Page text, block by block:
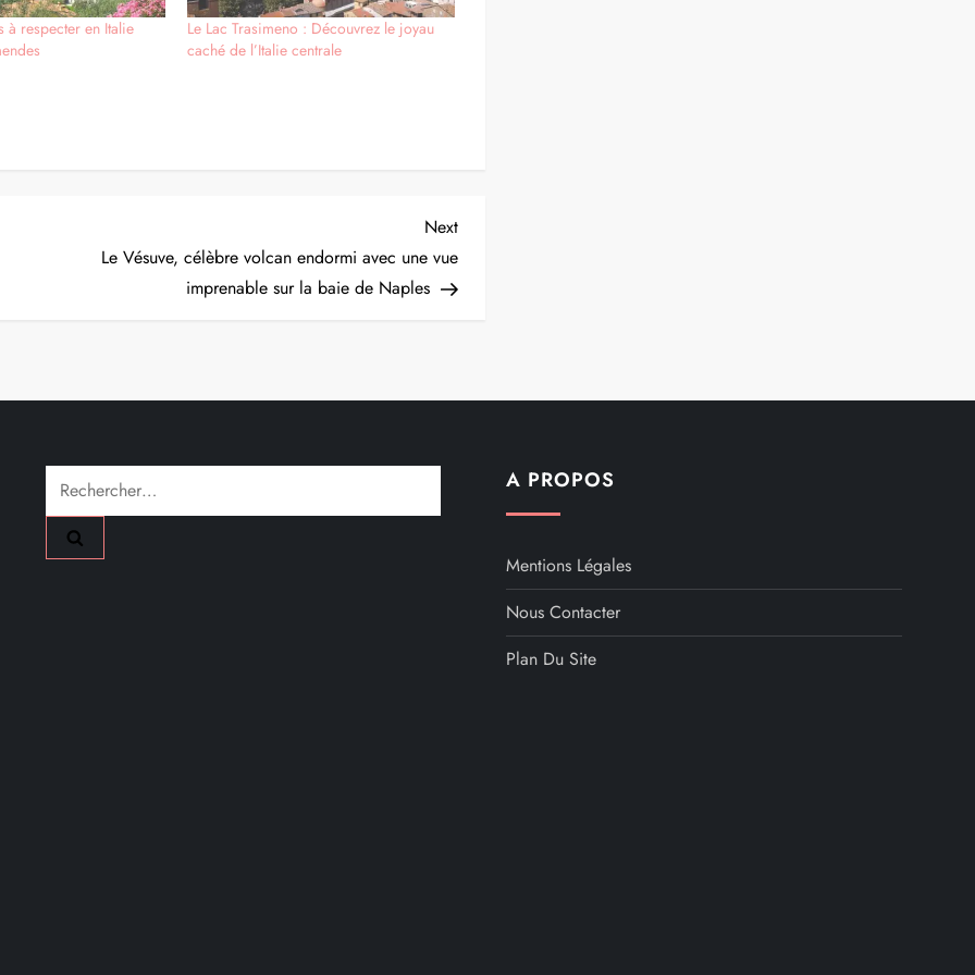
à respecter en Italie
Le Lac Trasimeno : Découvrez le joyau
caché de l’Italie centrale
Next
Post
Next
Le Vésuve, célèbre volcan endormi avec une vue
imprenable sur la baie de Naples
Rechercher : A PROPOS
Mentions Légales
Nous Contacter
Plan Du Site